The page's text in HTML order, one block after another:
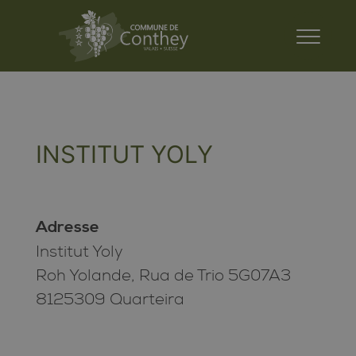
INSTITUT YOLY
Adresse
Institut Yoly
Roh Yolande, Rua de Trio 5G07A3
8125309 Quarteira